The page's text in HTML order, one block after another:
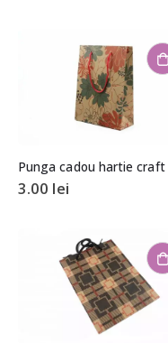
3.00 lei